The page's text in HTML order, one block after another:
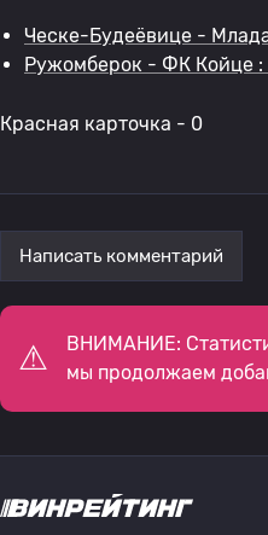
Ческе-Будеёвице -
Ружомберок - ФК Койце :
Красная карточка - 0
Написать комментарий
ВНИМАНИЕ:
мы продолжаем